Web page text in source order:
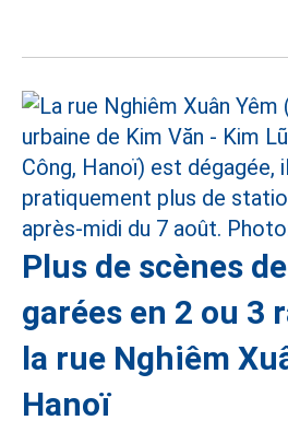
Plus de scènes
garées en 2 ou 3
la rue Nghiêm
Hanoï